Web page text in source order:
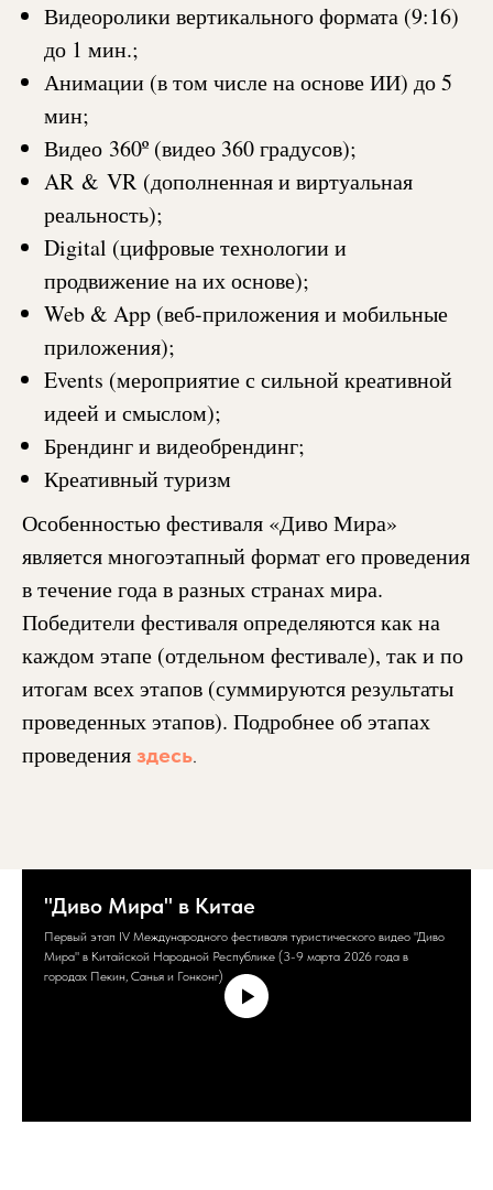
Видеоролики вертикального формата (9:16)
до 1 мин.;
Анимации (в том числе на основе ИИ) до 5
мин;
Видео 360º (видео 360 градусов);
AR & VR (дополненная и виртуальная
реальность);
Digital (цифровые технологии и
продвижение на их основе);
Web & App (веб-приложения и мобильные
приложения);
Events (мероприятие с сильной креативной
идеей и смыслом);
Брендинг и видеобрендинг;
Креативный туризм
Особенностью фестиваля «Диво Мира»
является многоэтапный формат его проведения
в течение года в разных странах мира.
Победители фестиваля определяются как на
каждом этапе (отдельном фестивале), так и по
итогам всех этапов (суммируются результаты
проведенных этапов). Подробнее об этапах
проведения здесь.
"Диво Мира" в Китае
Первый этап IV Международного фестиваля туристического видео "Диво
Мира" в Китайской Народной Республике (3-9 марта 2026 года в
городах Пекин, Санья и Гонконг)